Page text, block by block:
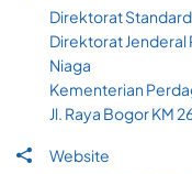
Direktorat
Direktorat Jenderal
Niaga
Kementerian
Jl. Raya Bogor KM
Website